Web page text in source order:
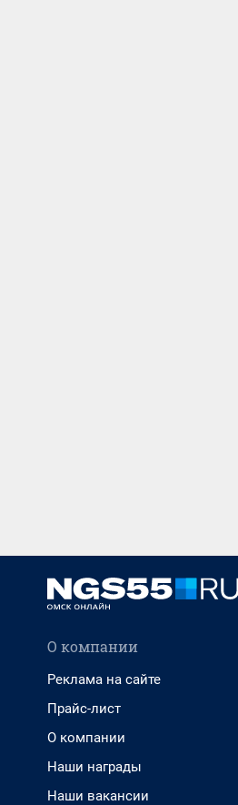
О компании
Реклама на сайте
Прайс-лист
О компании
Наши награды
Наши вакансии